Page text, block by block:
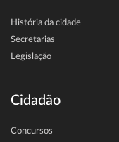
História da cidade
Secretarias
Legislação
Cidadão
Concursos